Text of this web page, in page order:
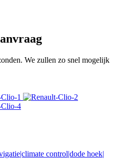
We zullen zo snel mogelijk
control|dode hoek|